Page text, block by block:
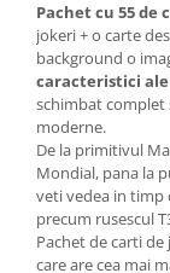
Pachet cu 55 de
jokeri + o carte
background o
caracteristici
schimbat complet
moderne.
De la primitivul
Mondial, pana la
veti vedea in timp
precum rusescul
Pachet de carti de
care are cea mai